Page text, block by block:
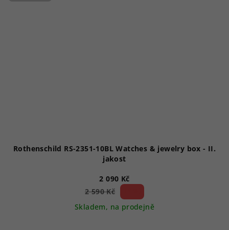
Rothenschild RS-2351-10BL Watches & jewelry box - II.
jakost
2 090 Kč
2 590 Kč
Skladem, na prodejně